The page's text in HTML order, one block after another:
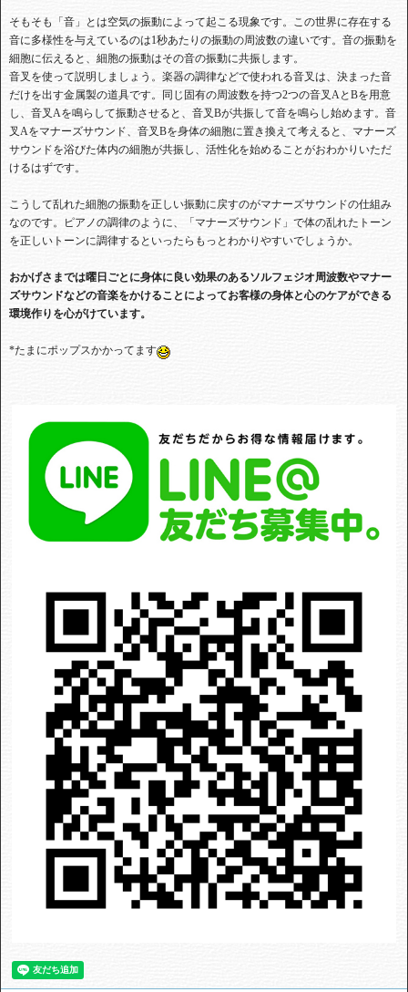
そもそも「音」とは空気の振動によって起こる現象です。この世界に存在する
音に多様性を与えているのは1秒あたりの振動の周波数の違いです。音の振動を
細胞に伝えると、細胞の振動はその音の振動に共振します。
音叉を使って説明しましょう。楽器の調律などで使われる音叉は、決まった音
だけを出す金属製の道具です。同じ固有の周波数を持つ2つの音叉AとBを用意
し、音叉Aを鳴らして振動させると、音叉Bが共振して音を鳴らし始めます。音
叉Aをマナーズサウンド、音叉Bを身体の細胞に置き換えて考えると、マナーズ
サウンドを浴びた体内の細胞が共振し、活性化を始めることがおわかりいただ
けるはずです。
こうして乱れた細胞の振動を正しい振動に戻すのがマナーズサウンドの仕組み
なのです。ピアノの調律のように、「マナーズサウンド」で体の乱れたトーン
を正しいトーンに調律するといったらもっとわかりやすいでしょうか。
おかげさまでは曜日ごとに身体に良い効果のあるソルフェジオ周波数やマナー
ズサウンドなどの音楽をかけることによってお客様の身体と心のケアができる
環境作りを心がけています。
*たまにポップスかかってます